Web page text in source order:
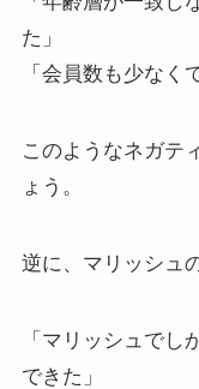
た」
「会員数も少なく
このようなネガテ
ょう。
逆に、マリッシュ
「マリッシュで
できた」